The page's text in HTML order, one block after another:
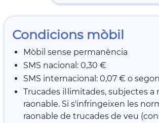
Condicions mòbil
Mòbil sense permanència
SMS nacional: 0,30 €
SMS internacional: 0,07 € o
Trucades il·limitades, subjectes a
raonable. Si s'infringeixen les
raonable de trucades de veu